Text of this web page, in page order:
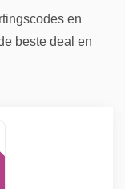
en
beste deal en